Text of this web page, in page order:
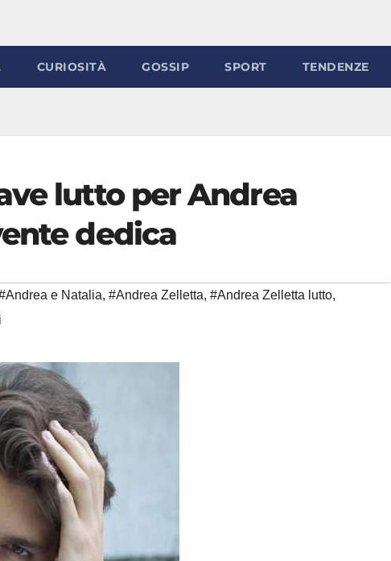
CURIOSITÀ GOSSIP SPORT TENDENZE
lutto per Andrea
dedica
e Natalia, #Andrea Zelletta, #Andrea Zelletta lutto,